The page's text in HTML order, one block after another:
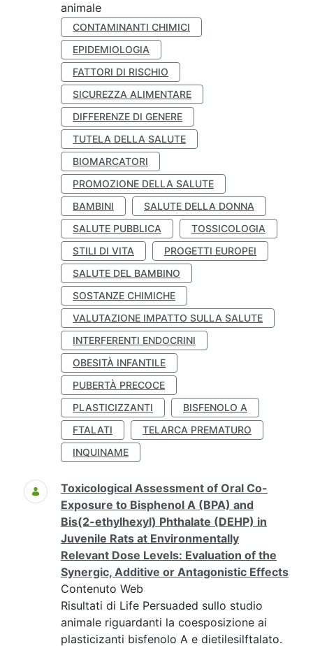
animale
CONTAMINANTI CHIMICI
EPIDEMIOLOGIA
FATTORI DI RISCHIO
SICUREZZA ALIMENTARE
DIFFERENZE DI GENERE
TUTELA DELLA SALUTE
BIOMARCATORI
PROMOZIONE DELLA SALUTE
BAMBINI
SALUTE DELLA DONNA
SALUTE PUBBLICA
TOSSICOLOGIA
STILI DI VITA
PROGETTI EUROPEI
SALUTE DEL BAMBINO
SOSTANZE CHIMICHE
VALUTAZIONE IMPATTO SULLA SALUTE
INTERFERENTI ENDOCRINI
OBESITÀ INFANTILE
PUBERTÀ PRECOCE
PLASTICIZZANTI
BISFENOLO A
FTALATI
TELARCA PREMATURO
INQUINAME
Toxicological Assessment of Oral Co-
Exposure to Bisphenol A (BPA) and
Bis(2-ethylhexyl) Phthalate (DEHP) in
Juvenile Rats at Environmentally
Relevant Dose Levels: Evaluation of the
Synergic, Additive or Antagonistic Effects
Contenuto Web
Risultati di Life Persuaded sullo studio
animale riguardanti la coesposizione ai
plasticizanti bisfenolo A e dietilesilftalato.